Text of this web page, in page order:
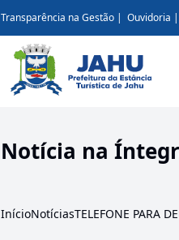
Transparência na Gestão Ouvidoria
Notícia na
InícioNotíciasTELEFONE PARA